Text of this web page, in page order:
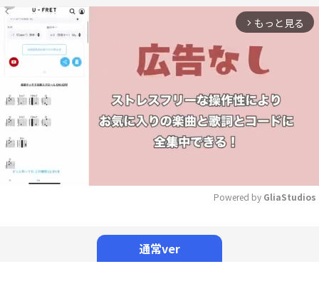
arrow_forward_ios もっと見る
Powered by GliaStudios
通常ver